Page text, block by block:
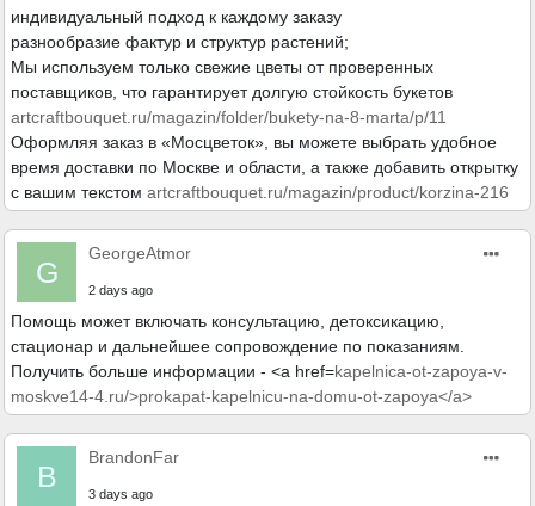
индивидуальный подход к каждому заказу
разнообразие фактур и структур растений;
Мы используем только свежие цветы от проверенных
поставщиков, что гарантирует долгую стойкость букетов
artcraftbouquet.ru/magazin/folder/bukety-na-8-marta/p/11
Оформляя заказ в «Мосцветок», вы можете выбрать удобное
время доставки по Москве и области, а также добавить открытку
с вашим текстом artcraftbouquet.ru/magazin/product/korzina-216
G
GeorgeAtmor
2 days ago
Помощь может включать консультацию, детоксикацию,
стационар и дальнейшее сопровождение по показаниям.
Получить больше информации - <a href=kapelnica-ot-zapoya-v-
moskve14-4.ru/>prokapat-kapelnicu-na-domu-ot-zapoya</a>
B
BrandonFar
3 days ago